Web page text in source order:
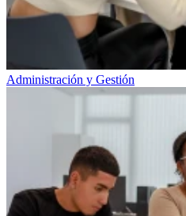
Administración y Gestión